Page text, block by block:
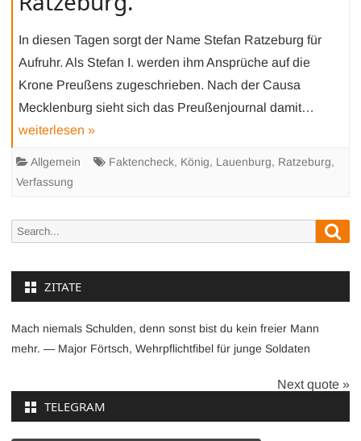
In diesen Tagen sorgt der Name Stefan Ratzeburg für
Aufruhr. Als Stefan I. werden ihm Ansprüche auf die
Krone Preußens zugeschrieben. Nach der Causa
Mecklenburg sieht sich das Preußenjournal damit…
weiterlesen »
Allgemein Faktencheck, König, Lauenburg, Ratzeburg,
Verfassung
Search
for:
ZITATE
Mach niemals Schulden, denn sonst bist du kein freier Mann
mehr. — Major Förtsch, Wehrpflichtfibel für junge Soldaten
Next quote »
TELEGRAM